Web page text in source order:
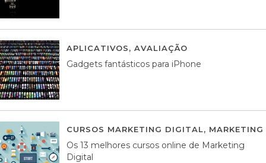
APLICATIVOS, AVALIAÇÃO
Gadgets fantásticos para iPhone
CURSOS MARKETING DIGITAL,
Os 13 melhores cursos online de Marketing
Digital